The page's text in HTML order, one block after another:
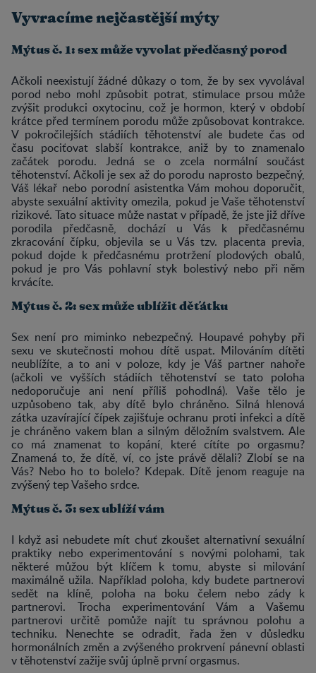
Vyvracíme nejčastější mýty
Mýtus č. 1: sex může vyvolat předčasný porod
Ačkoli neexistují žádné důkazy o tom, že by sex vyvolával
porod nebo mohl způsobit potrat, stimulace prsou může
zvýšit produkci oxytocinu, což je hormon, který v období
krátce před termínem porodu může způsobovat kontrakce.
V pokročilejších stádiích těhotenství ale budete čas od
času pociťovat slabší kontrakce, aniž by to znamenalo
začátek porodu. Jedná se o zcela normální součást
těhotenství. Ačkoli je sex až do porodu naprosto bezpečný,
Váš lékař nebo porodní asistentka Vám mohou doporučit,
abyste sexuální aktivity omezila, pokud je Vaše těhotenství
rizikové. Tato situace může nastat v případě, že jste již dříve
porodila předčasně, dochází u Vás k předčasnému
zkracování čípku, objevila se u Vás tzv. placenta previa,
pokud dojde k předčasnému protržení plodových obalů,
pokud je pro Vás pohlavní styk bolestivý nebo při něm
krvácíte.
Mýtus č. 2: sex může ublížit děťátku
Sex není pro miminko nebezpečný. Houpavé pohyby při
sexu ve skutečnosti mohou dítě uspat. Milováním dítěti
neublížíte, a to ani v poloze, kdy je Váš partner nahoře
(ačkoli ve vyšších stádiích těhotenství se tato poloha
nedoporučuje ani není příliš pohodlná). Vaše tělo je
uzpůsobeno tak, aby dítě bylo chráněno. Silná hlenová
zátka uzavírající čípek zajišťuje ochranu proti infekci a dítě
je chráněno vakem blan a silným děložním svalstvem. Ale
co má znamenat to kopání, které cítíte po orgasmu?
Znamená to, že dítě, ví, co jste právě dělali? Zlobí se na
Vás? Nebo ho to bolelo? Kdepak. Dítě jenom reaguje na
zvýšený tep Vašeho srdce.
Mýtus č. 3: sex ublíží vám
I když asi nebudete mít chuť zkoušet alternativní sexuální
praktiky nebo experimentování s novými polohami, tak
některé můžou být klíčem k tomu, abyste si milování
maximálně užila. Například poloha, kdy budete partnerovi
sedět na klíně, poloha na boku čelem nebo zády k
partnerovi. Trocha experimentování Vám a Vašemu
partnerovi určitě pomůže najít tu správnou polohu a
techniku. Nenechte se odradit, řada žen v důsledku
hormonálních změn a zvýšeného prokrvení pánevní oblasti
v těhotenství zažije svůj úplně první orgasmus.